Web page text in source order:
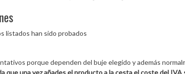
listados han sido probados
porque dependen del buje elegido y además
que una vez añades el producto a la cesta el coste del IVA